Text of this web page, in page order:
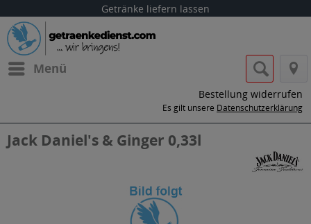
Getränke liefern lassen
Menü
Bestellung widerrufen
Es gilt unsere Datenschutzerklärung
Jack Daniel's & Ginger 0,33l